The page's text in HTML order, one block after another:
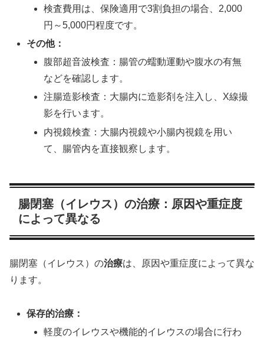
検査費用は、保険適用で3割負担の場合、2,000
円～5,000円程度です。
その他：
腹部超音波検査：腸管の蠕動運動や腹水の有無
などを確認します。
注腸造影検査：大腸内に造影剤を注入し、X線撮
影を行います。
内視鏡検査：大腸内視鏡や小腸内視鏡を用い
て、腸管内を直接観察します。
腸閉塞（イレウス）の治療：原因や重症度
によって異なる
腸閉塞（イレウス）の治療は、原因や重症度によって異な
ります。
保存的治療：
軽度のイレウスや機能的イレウスの場合に行わ